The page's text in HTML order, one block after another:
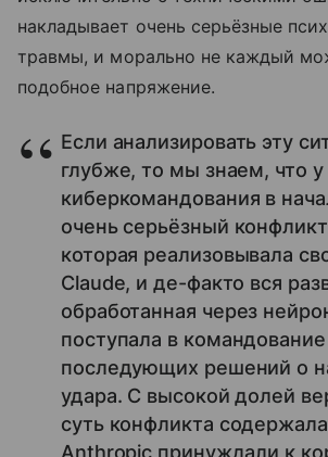
накладывает очень серьёзные
травмы, и морально не каждый
подобное напряжение.
Если анализировать эту
глубже, то мы знаем, что у
киберкомандования в
очень серьёзный
которая реализовывала
Claude, и де-факто вся
обработанная через
поступала в
последующих решений о
удара. С высокой долей
суть конфликта
Anthropic принуждали к